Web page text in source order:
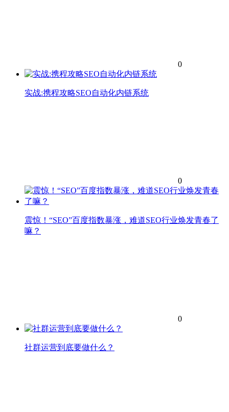
0
实战:携程攻略SEO自动化内链系统
0
震惊！“SEO”百度指数暴涨，难道SEO行业焕发青春了
嘛？
0
社群运营到底要做什么？